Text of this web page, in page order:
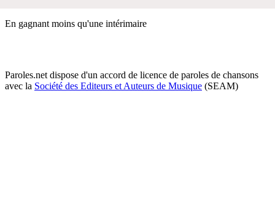
En gagnant moins qu'une intérimaire
Paroles.net dispose d'un accord de licence de paroles de chansons
avec la Société des Editeurs et Auteurs de Musique (SEAM)